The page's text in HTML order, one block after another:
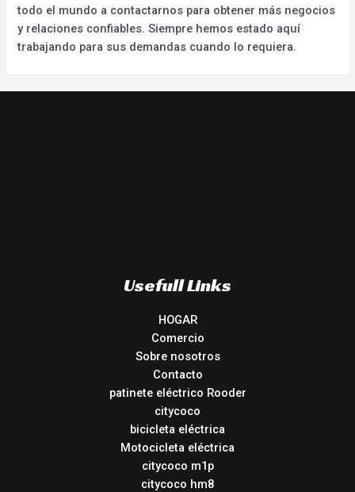
todo el mundo a contactarnos para obtener más negocios
y relaciones confiables. Siempre hemos estado aquí
trabajando para sus demandas cuando lo requiera.
Usefull Links
HOGAR
Comercio
Sobre nosotros
Contacto
patinete eléctrico Rooder
citycoco
bicicleta eléctrica
Motocicleta eléctrica
citycoco m1p
citycoco hm8